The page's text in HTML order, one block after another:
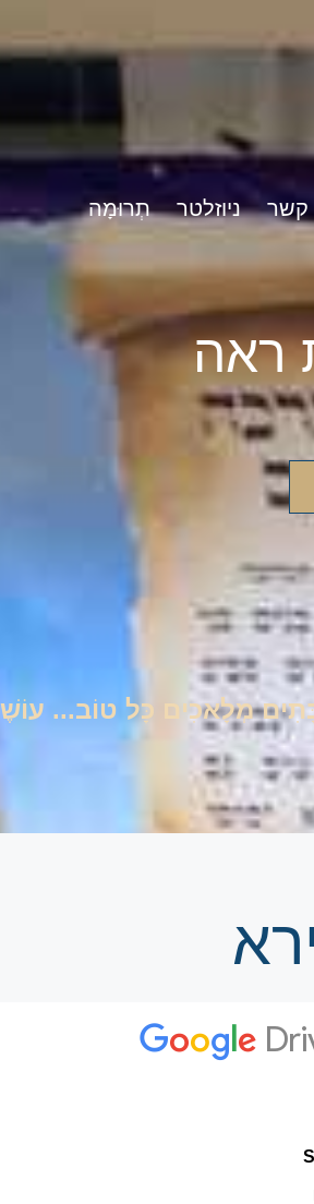
קשר ניוזלטר תְרוּמָה
מְלָאכִים כָּל טוֹב...